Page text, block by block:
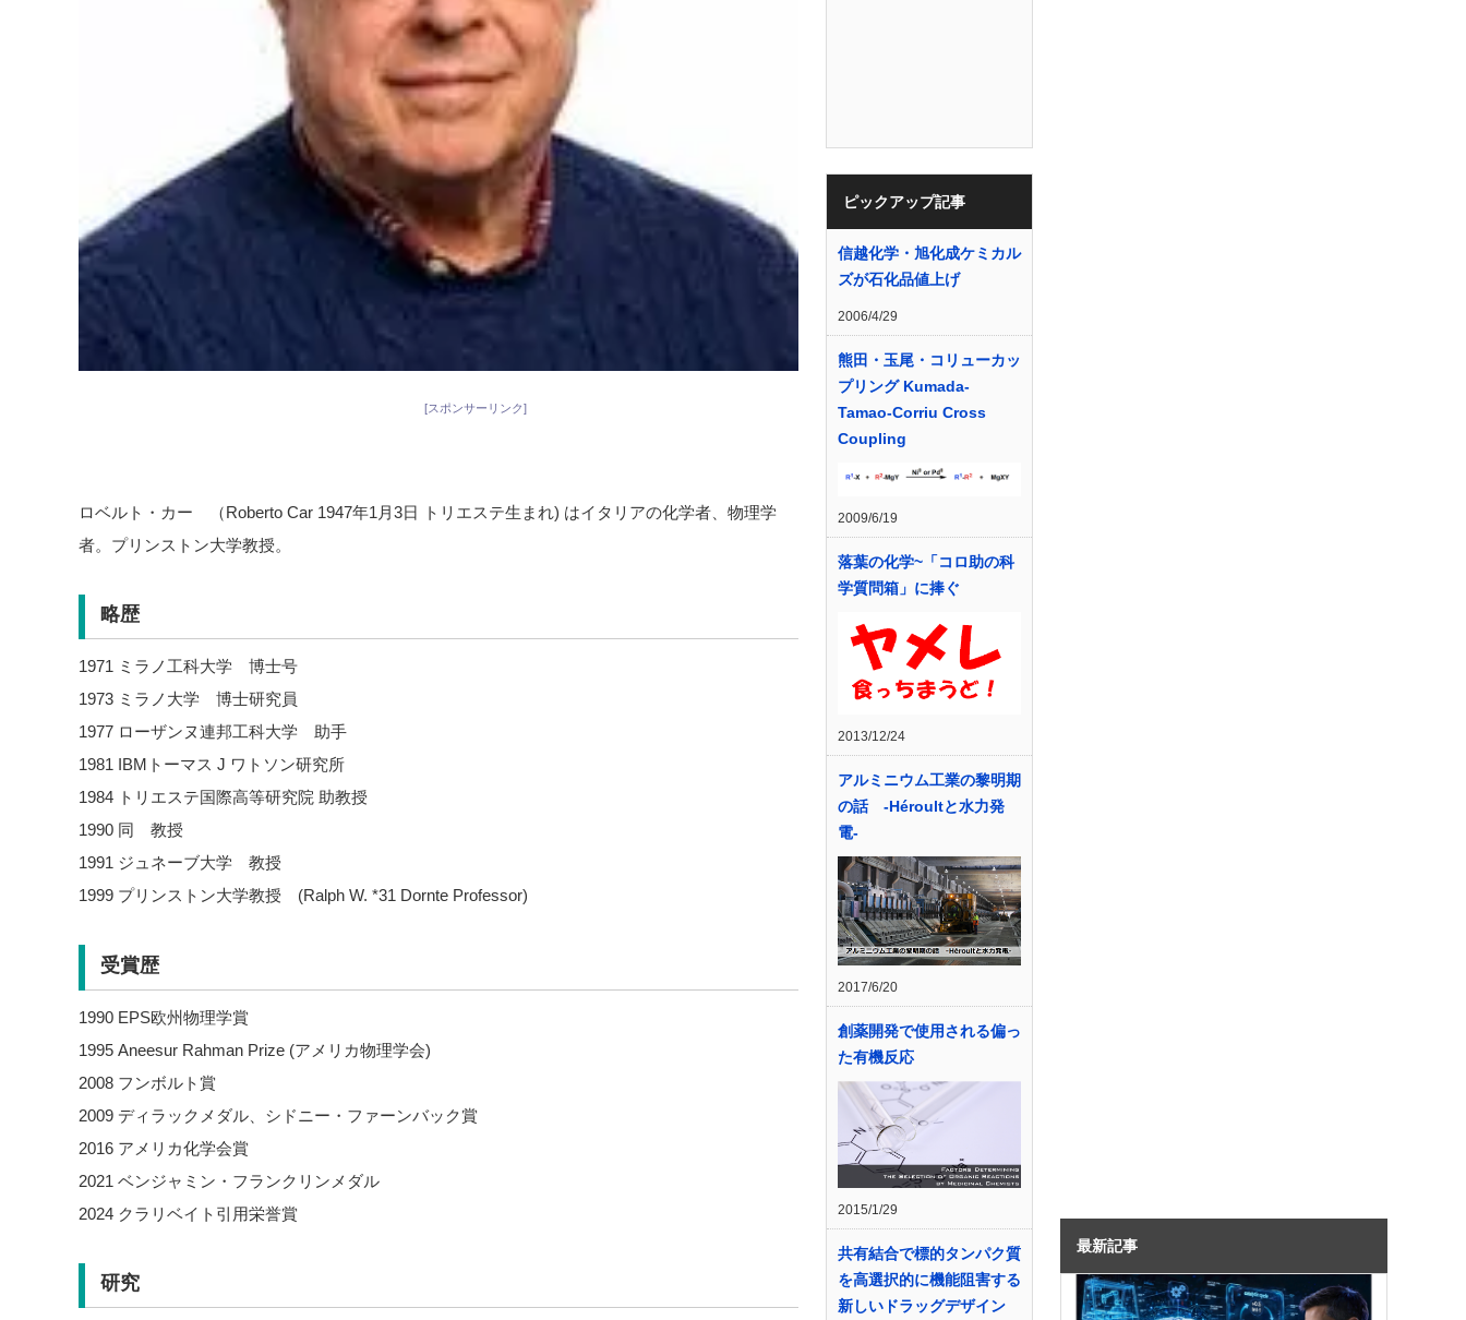
[スポンサーリンク]
ロベルト・カー （Roberto Car 1947年1月3日 トリエステ生まれ) はイタリアの化学者、物理学
者。プリンストン大学教授。
略歴
1971 ミラノ工科大学 博士号
1973 ミラノ大学 博士研究員
1977 ローザンヌ連邦工科大学 助手
1981 IBMトーマス J ワトソン研究所
1984 トリエステ国際高等研究院 助教授
1990 同 教授
1991 ジュネーブ大学 教授
1999 プリンストン大学教授 (Ralph W. *31 Dornte Professor)
受賞歴
1990 EPS欧州物理学賞
1995 Aneesur Rahman Prize (アメリカ物理学会)
2008 フンボルト賞
2009 ディラックメダル、シドニー・ファーンバック賞
2016 アメリカ化学会賞
2021 ベンジャミン・フランクリンメダル
2024 クラリベイト引用栄誉賞
研究
ピックアップ記事
信越化学・旭化成ケミカル
ズが石化品値上げ
2006/4/29
熊田・玉尾・コリューカッ
プリング Kumada-
Tamao-Corriu Cross
Coupling
2009/6/19
落葉の化学~「コロ助の科
学質問箱」に捧ぐ
2013/12/24
アルミニウム工業の黎明期
の話 -Héroultと水力発
電-
2017/6/20
創薬開発で使用される偏っ
た有機反応
2015/1/29
共有結合で標的タンパク質
を高選択的に機能阻害する
新しいドラッグデザイン
最新記事